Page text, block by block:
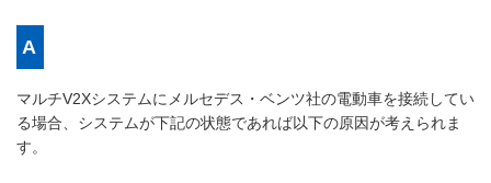
マルチV2Xシステムにメルセデス・ベンツ社の電動車を接続してい
る場合、システムが下記の状態であれば以下の原因が考えられま
す。